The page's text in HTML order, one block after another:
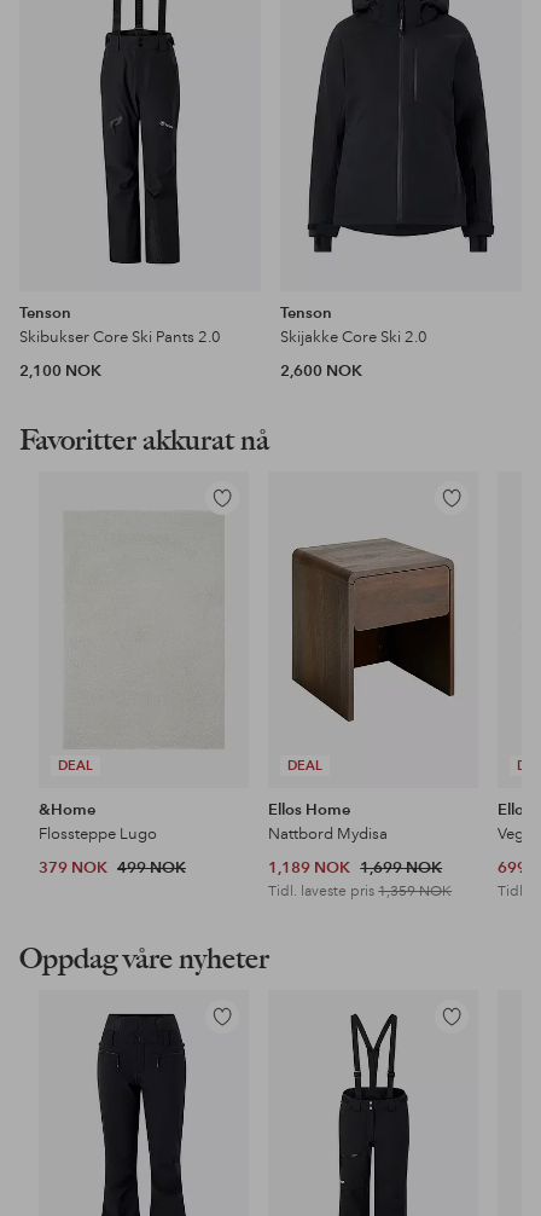
Tenson
Skibukser Core Ski Pants 2.0
2,100 NOK
Tenson
Skijakke Core Ski 2.0
2,600 NOK
Favoritter akkurat nå
DEAL
Legg
&Home
Flossteppe Lugo
379 NOK 499 NOK
DEAL
Legg
favoritter
Ellos Home
Nattbord Mydisa
1,189 NOK 1,699 NOK
Tidl. laveste pris1,359 NOK
Ellos
699
Tidl.
Oppdag våre nyheter
Legg
Legg